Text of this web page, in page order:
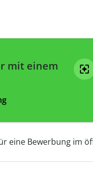
mit einem
eine Bewerbung im